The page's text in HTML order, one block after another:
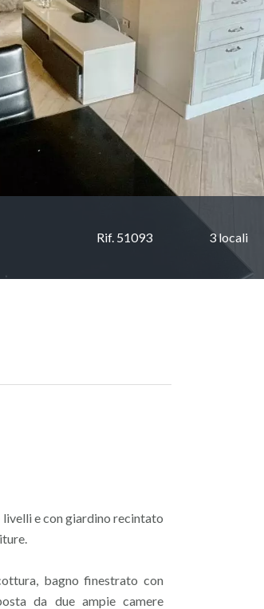
Rif. 51093 3 locali
e con giardino recintato
bagno finestrato con
da due ampie camere